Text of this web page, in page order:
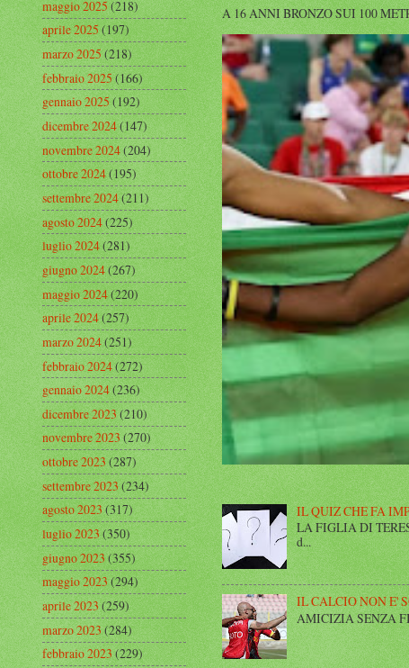
A 16 ANNI BRONZO SUI 100
IL QUIZ CHE FA
LA FIGLIA DI
d...
IL CALCIO NON E'
AMICIZIA SENZA
maggio 2025(218)
aprile 2025(197)
marzo 2025(218)
febbraio 2025(166)
gennaio 2025(192)
dicembre 2024(147)
novembre 2024(204)
ottobre 2024(195)
settembre 2024(211)
agosto 2024(225)
luglio 2024(281)
giugno 2024(267)
maggio 2024(220)
aprile 2024(257)
marzo 2024(251)
febbraio 2024(272)
gennaio 2024(236)
dicembre 2023(210)
novembre 2023(270)
ottobre 2023(287)
settembre 2023(234)
agosto 2023(317)
luglio 2023(350)
giugno 2023(355)
maggio 2023(294)
aprile 2023(259)
marzo 2023(284)
febbraio 2023(229)